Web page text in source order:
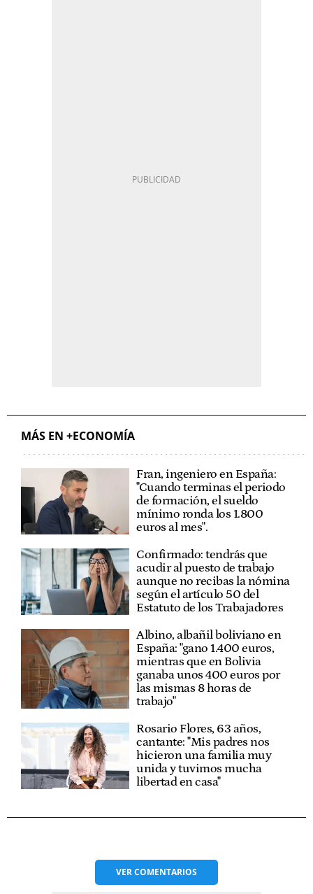
MÁS EN +ECONOMÍA
Fran, ingeniero en España:
"Cuando terminas el periodo
de formación, el sueldo
mínimo ronda los 1.800
euros al mes".
Confirmado: tendrás que
acudir al puesto de trabajo
aunque no recibas la nómina
según el artículo 50 del
Estatuto de los Trabajadores
Albino, albañil boliviano en
España: "gano 1.400 euros,
mientras que en Bolivia
ganaba unos 400 euros por
las mismas 8 horas de
trabajo"
Rosario Flores, 63 años,
cantante: "Mis padres nos
hicieron una familia muy
unida y tuvimos mucha
libertad en casa"
VERCOMENTARIOS